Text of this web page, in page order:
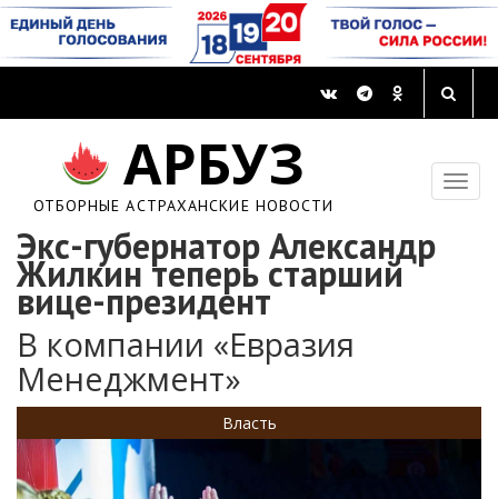
АРБУЗ
ОТБОРНЫЕ АСТРАХАНСКИЕ НОВОСТИ
Экс-губернатор Александр
Жилкин теперь старший
вице-президент
В компании «Евразия
Менеджмент»
Власть